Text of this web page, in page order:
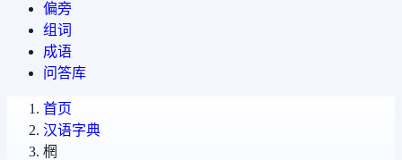
偏旁
组词
成语
问答库
首页
汉语字典
棢